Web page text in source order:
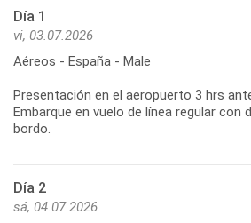
Día 1
vi, 03.07.2026
Aéreos - España - Male
Presentación en el aeropuerto 3 hrs
Embarque en vuelo de línea regular con
bordo.
Día 2
sá, 04.07.2026